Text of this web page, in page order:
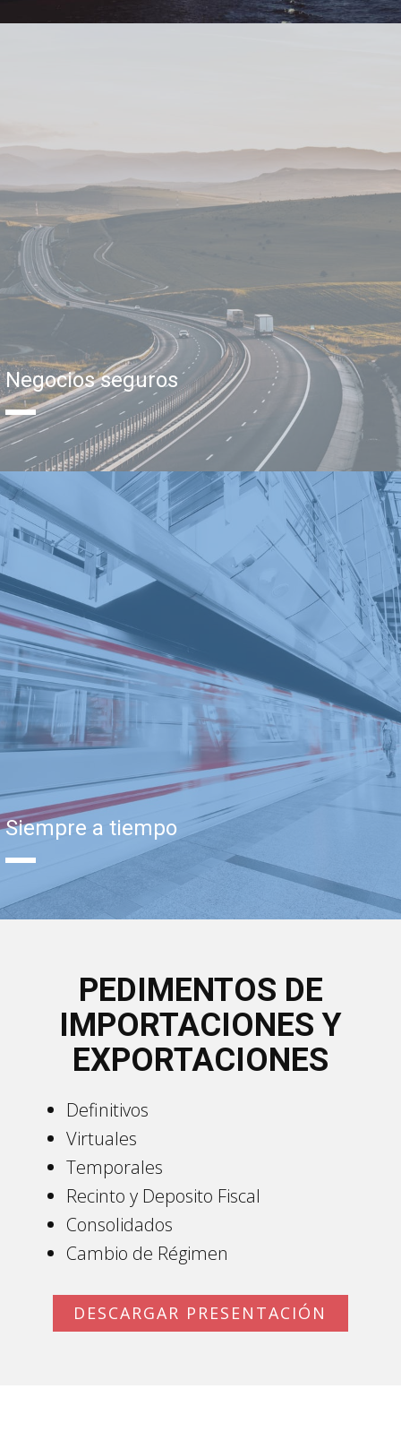
Negocios seguros
Siempre a tiempo
PEDIMENTOS DE
IMPORTACIONES Y
EXPORTACIONES
Definitivos
Virtuales
Temporales
Recinto y Deposito Fiscal
Consolidados
Cambio de Régimen
DESCARGAR PRESENTACIÓN